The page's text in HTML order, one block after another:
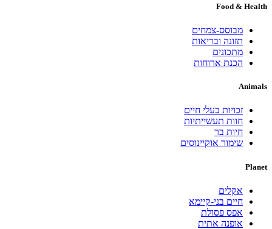
Food & Health
מבוסס-צמחים
תזונה ובריאות
מתכונים
הכנת ארוחות
Animals
זכויות בעלי חיים
חוות תעשייתיות
חיות בר
שימור אוקיינוסים
Planet
אקלים
חיים בני-קיימא
אפס פסולת
אופנה אתית